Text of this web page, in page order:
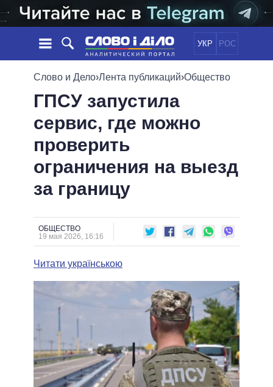
УКР РОС
НОВОСТИ
ЛЕНТА
СОБЫТИЯ
СТАТЬИ
МНЕНИЯ
ОБЗОРЫ
ДАЙДЖЕСТЫ
ПОЛИТИКА
ЭКОНОМИКА
ОБЕЩАНИЯ
ПОЛИТИКИ
ВСЕ ПОЛИТИКИ
ПРЕЗИДЕНТ И ОФИС
ВЕРХОВНАЯ РАДА
ГЛАВЫ ОБЛАДМИНИСТРАЦИЙ
МЭРЫ
ВСЕ ПЕРСОНЫ
ВИДЕО
СРАВНЕНИЕ ПОЛИТИКОВ
Слово и Дело›Лента публикаций›Общество
ГПСУ запустила
сервис, где можно
проверить
ограничения на выезд
за границу
ОБЩЕСТВО
19 мая 2026, 16:16
Читати українською